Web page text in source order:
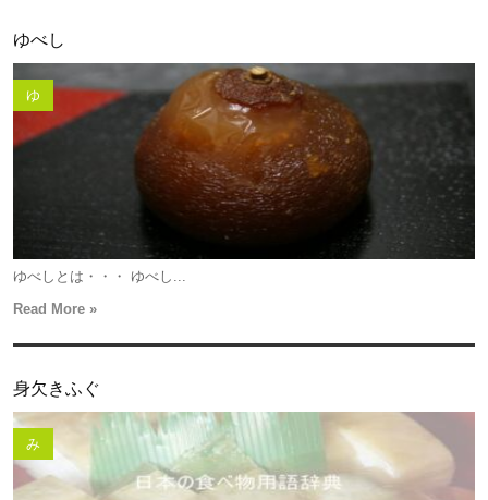
ゆべし
ゆ
ゆべしとは・・・ ゆべし...
Read More »
身欠きふぐ
み